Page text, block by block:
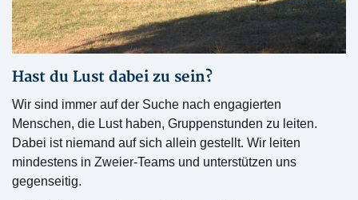
Hast du Lust dabei zu sein?
Wir sind immer auf der Suche nach engagierten
Menschen, die Lust haben, Gruppenstunden zu leiten.
Dabei ist niemand auf sich allein gestellt. Wir leiten
mindestens in Zweier-Teams und unterstützen uns
gegenseitig.